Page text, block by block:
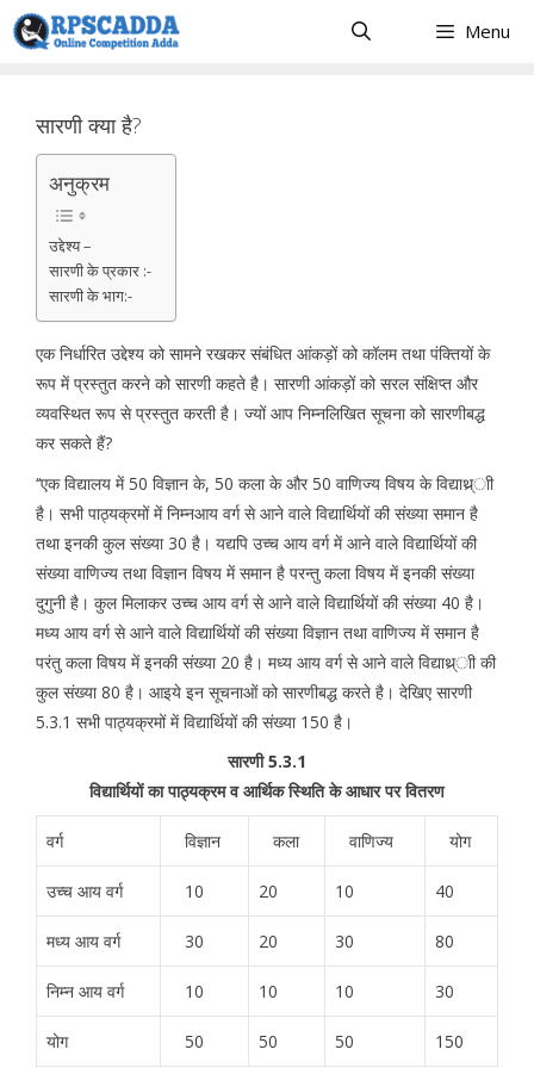
Skip
to
Menu
सारणी क्या है?
अनुक्रम
उद्देश्य –
सारणी के प्रकार :-
सारणी के भाग:-
एक निर्धारित उद्देश्य को सामने रखकर संबंधित आंकड़ों को कॉलम तथा पंक्तियों के
रूप में प्रस्तुत करने को सारणी कहते है। सारणी आंकड़ों को सरल संक्षिप्त और
व्यवस्थित रूप से प्रस्तुत करती है। ज्यों आप निम्नलिखित सूचना को सारणीबद्ध
कर सकते हैं?
‘‘एक विद्यालय में 50 विज्ञान के, 50 कला के और 50 वाणिज्य विषय के विद्याथ्र्ाी
है। सभी पाठ्यक्रमों में निम्नआय वर्ग से आने वाले विद्यार्थियों की संख्या समान है
तथा इनकी कुल संख्या 30 है। यद्यपि उच्च आय वर्ग में आने वाले विद्यार्थियों की
संख्या वाणिज्य तथा विज्ञान विषय में समान है परन्तु कला विषय में इनकी संख्या
दुगुनी है। कुल मिलाकर उच्च आय वर्ग से आने वाले विद्यार्थियों की संख्या 40 है।
मध्य आय वर्ग से आने वाले विद्यार्थियों की संख्या विज्ञान तथा वाणिज्य में समान है
परंतु कला विषय में इनकी संख्या 20 है। मध्य आय वर्ग से आने वाले विद्याथ्र्ाी की
कुल संख्या 80 है। आइये इन सूचनाओं को सारणीबद्ध करते है। देखिए सारणी
5.3.1 सभी पाठ्यक्रमों में विद्यार्थियों की संख्या 150 है।
सारणी 5.3.1
विद्यार्थियों का पाठ्यक्रम व आर्थिक स्थिति के आधार पर वितरण
वर्ग विज्ञान कला वाणिज्य योग
उच्च आय वर्ग 10 20 10 40
मध्य आय वर्ग 30 20 30 80
निम्न आय वर्ग 10 10 10 30
योग 50 50 50 150